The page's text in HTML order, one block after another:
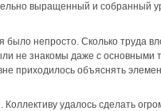
выращенный и собранный
непросто. Сколько труда
не знакомы даже с основными
приходилось объяснять
удалось сделать